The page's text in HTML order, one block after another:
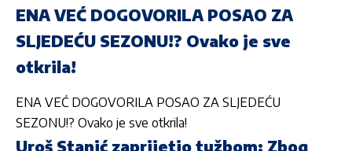
ENA VEĆ DOGOVORILA POSAO ZA
SLJEDEĆU SEZONU!? Ovako je sve
otkrila!
ENA VEĆ DOGOVORILA POSAO ZA SLJEDEĆU
SEZONU!? Ovako je sve otkrila!
Uroš Stanić zaprijetio tužbom: Zbog